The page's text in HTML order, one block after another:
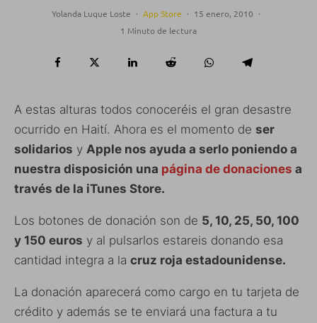
Yolanda Luque Loste · App Store · 15 enero, 2010 ·
1 Minuto de lectura
A estas alturas todos conoceréis el gran desastre
ocurrido en Haití. Ahora es el momento de ser
solidarios y Apple nos ayuda a serlo poniendo a
nuestra disposición una página de donaciones a
través de la iTunes Store.
Los botones de donación son de 5, 10, 25, 50, 100
y 150 euros y al pulsarlos estareis donando esa
cantidad integra a la cruz roja estadounidense.
La donación aparecerá como cargo en tu tarjeta de
crédito y además se te enviará una factura a tu